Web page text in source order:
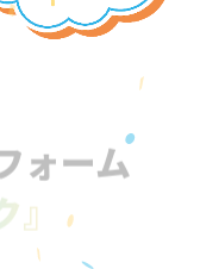
ォーム
』